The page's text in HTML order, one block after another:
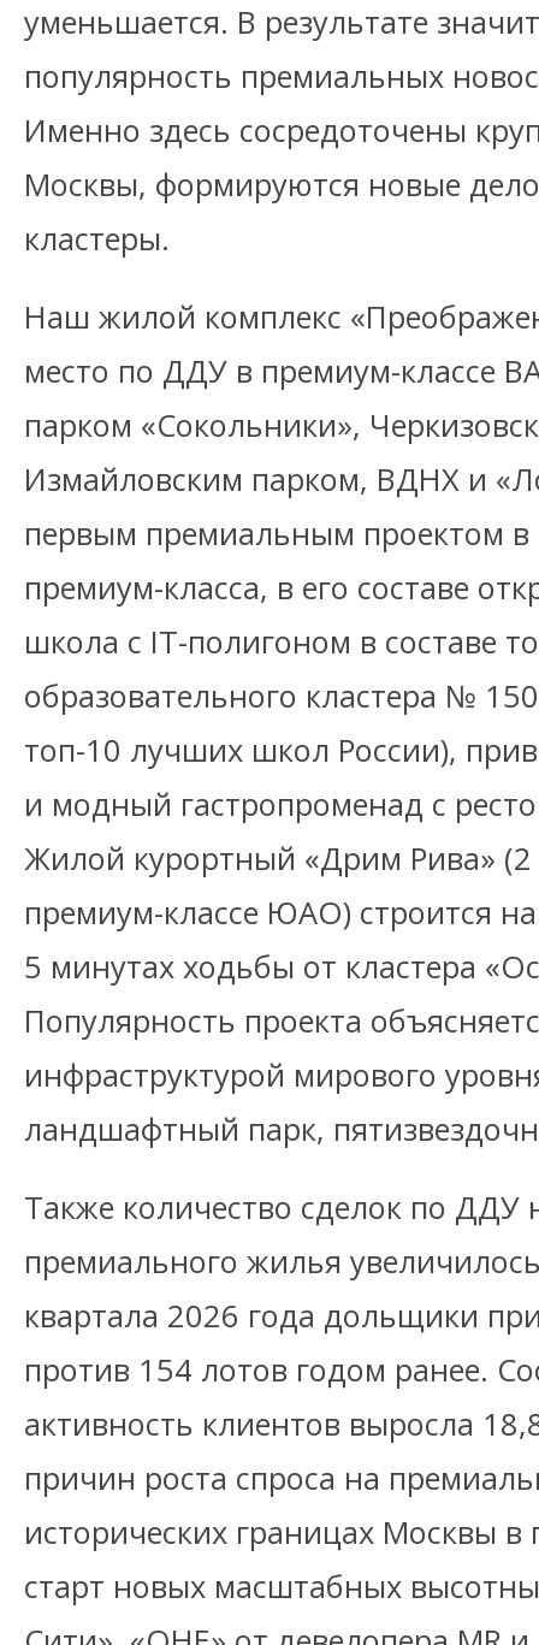
уменьшается. В результате
популярность премиальных
Именно здесь сосредоточены
Москвы, формируются новые
кластеры.
Наш жилой комплекс
место по ДДУ в премиум-классе
парком «Сокольники»,
Измайловским парком, ВДНХ и
первым премиальным проектом
премиум-класса, в его составе
школа с IT-полигоном в составе
образовательного кластера №
топ-10 лучших школ России),
и модный гастропроменад с
Жилой курортный «Дрим Рива»
премиум-классе ЮАО) строится
5 минутах ходьбы от кластера
Популярность проекта
инфраструктурой мирового
ландшафтный парк,
Также количество сделок по
премиального жилья
квартала 2026 года дольщики
против 154 лотов годом ранее.
активность клиентов выросла
причин роста спроса на
исторических границах Москвы
старт новых масштабных